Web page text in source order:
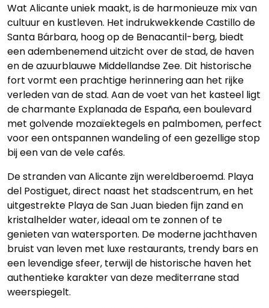
Wat Alicante uniek maakt, is de harmonieuze mix van
cultuur en kustleven. Het indrukwekkende Castillo de
Santa Bárbara, hoog op de Benacantil-berg, biedt
een adembenemend uitzicht over de stad, de haven
en de azuurblauwe Middellandse Zee. Dit historische
fort vormt een prachtige herinnering aan het rijke
verleden van de stad. Aan de voet van het kasteel ligt
de charmante Explanada de España, een boulevard
met golvende mozaïektegels en palmbomen, perfect
voor een ontspannen wandeling of een gezellige stop
bij een van de vele cafés.
De stranden van Alicante zijn wereldberoemd. Playa
del Postiguet, direct naast het stadscentrum, en het
uitgestrekte Playa de San Juan bieden fijn zand en
kristalhelder water, ideaal om te zonnen of te
genieten van watersporten. De moderne jachthaven
bruist van leven met luxe restaurants, trendy bars en
een levendige sfeer, terwijl de historische haven het
authentieke karakter van deze mediterrane stad
weerspiegelt.